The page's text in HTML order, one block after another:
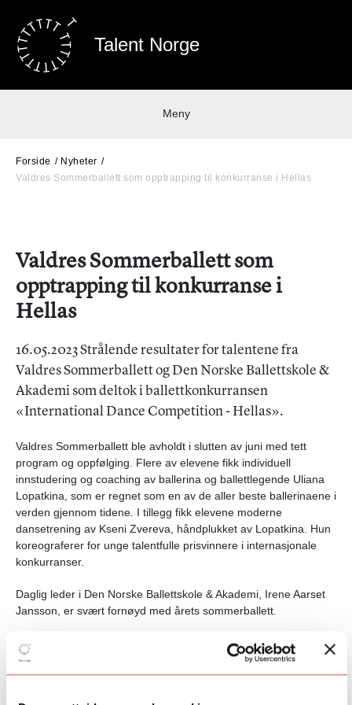
Talent Norge
Meny
Forside
Nyheter
Valdres Sommerballett som opptrapping til konkurranse i Hellas
Valdres Sommerballett som
opptrapping til konkurranse i
Hellas
16.05.2023 Strålende resultater for talentene fra
Valdres Sommerballett og Den Norske Ballettskole &
Akademi som deltok i ballettkonkurransen
«International Dance Competition - Hellas».
Valdres Sommerballett ble avholdt i slutten av juni med tett
program og oppfølging. Flere av elevene fikk individuell
innstudering og coaching av ballerina og ballettlegende Uliana
Lopatkina, som er regnet som en av de aller beste ballerinaene i
verden gjennom tidene. I tillegg fikk elevene moderne
dansetrening av Kseni Zvereva, håndplukket av Lopatkina. Hun
koreograferer for unge talentfulle prisvinnere i internasjonale
konkurranser.
Daglig leder i Den Norske Ballettskole & Akademi, Irene Aarset
Jansson, er svært fornøyd med årets sommerballett.
- Det var topp nivå og i tillegg til spissing med en-til-en
tilnærming mellom talentene og pedagogene, forteller hun.